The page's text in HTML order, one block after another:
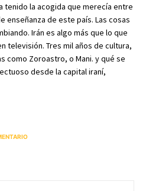
tenido la acogida que merecía entre
enseñanza de este país. Las cosas
Irán es algo más que lo que
televisión. Tres mil años de cultura,
como Zoroastro, o Mani. y qué se
desde la capital iraní,